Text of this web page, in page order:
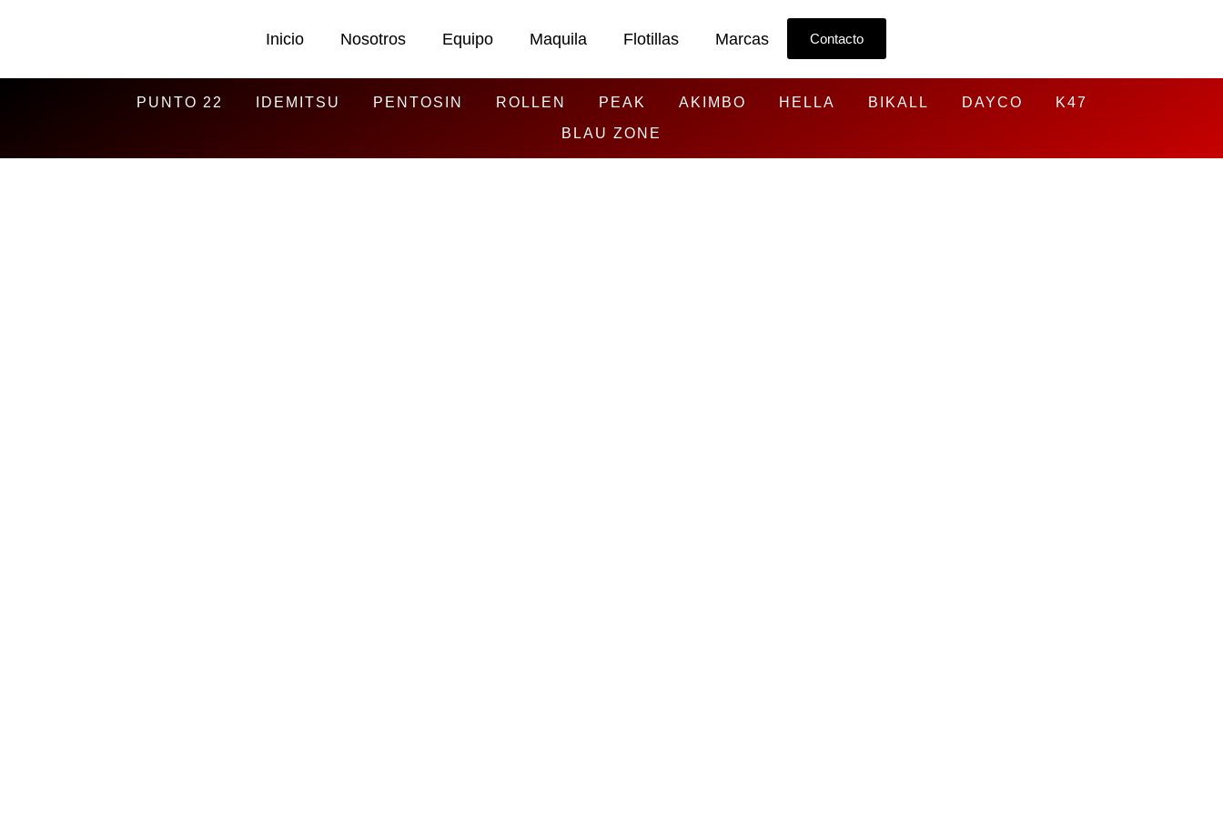
Inicio Nosotros Equipo Maquila Flotillas Marcas Contacto
PUNTO 22 IDEMITSU PENTOSIN ROLLEN PEAK AKIMBO HELLA BIKALL DAYCO
K47
BLAU ZONE